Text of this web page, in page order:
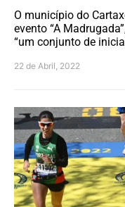
O município do
evento “A
“um conjunto de
22 de Abril, 2022